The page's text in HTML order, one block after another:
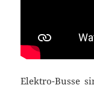
Elektro-Busse